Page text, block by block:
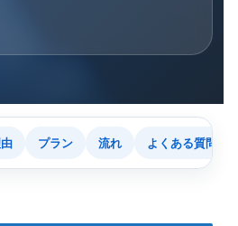
プラン 流れ よくある質問